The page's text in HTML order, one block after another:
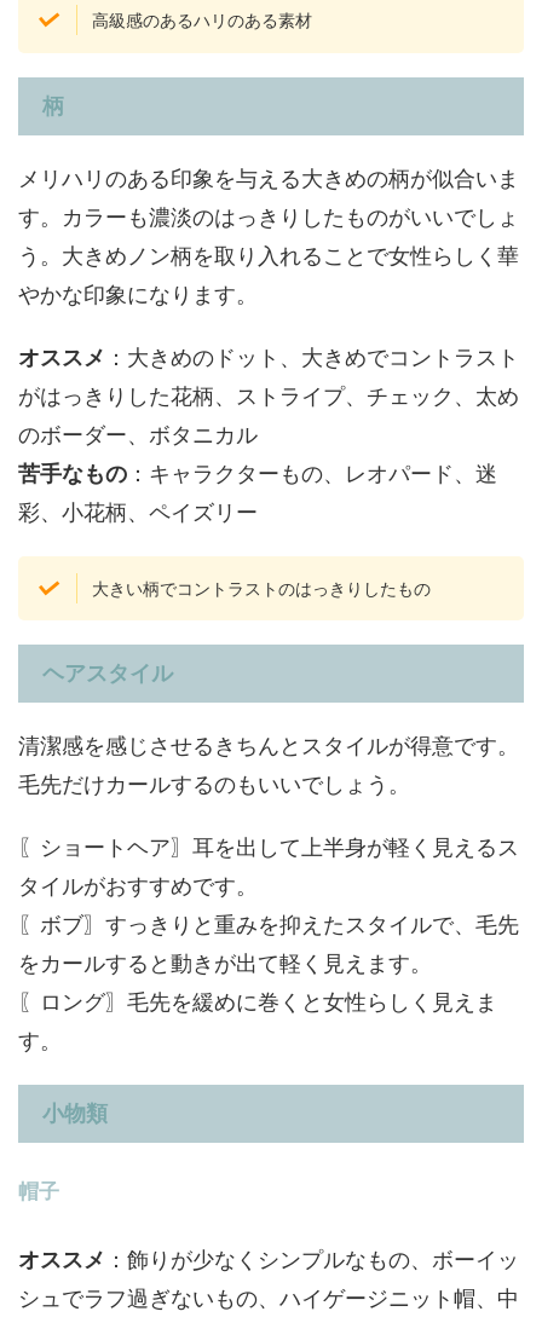
高級感のあるハリのある素材
柄
メリハリのある印象を与える大きめの柄が似合いま
す。カラーも濃淡のはっきりしたものがいいでしょ
う。大きめノン柄を取り入れることで女性らしく華
やかな印象になります。
オススメ ：大きめのドット、大きめでコントラスト
がはっきりした花柄、ストライプ、チェック、太め
のボーダー、ボタニカル
苦手なもの ：キャラクターもの、レオパード、迷
彩、小花柄、ペイズリー
大きい柄でコントラストのはっきりしたもの
ヘアスタイル
清潔感を感じさせるきちんとスタイルが得意です。
毛先だけカールするのもいいでしょう。
〖ショートヘア〗耳を出して上半身が軽く見えるス
タイルがおすすめです。
〖ボブ〗すっきりと重みを抑えたスタイルで、毛先
をカールすると動きが出て軽く見えます。
〖ロング〗毛先を緩めに巻くと女性らしく見えま
す。
小物類
帽子
オススメ ：飾りが少なくシンプルなもの、ボーイッ
シュでラフ過ぎないもの、ハイゲージニット帽、中